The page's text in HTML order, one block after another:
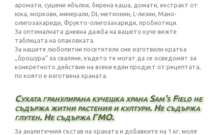
аромати, сушени ябълки, бирена каша, домати, екстракт от
юка, моркови, минерали, DL-метионин, L-лизин, Мано-
олигозахариди, Фрукто-олигозахариди, пробиотици.
За оптималната дневна дажба на вашето куче вижте
таблицата на опаковката.
За нашите любопитни посетители сме изготвили кратка
„брошура“ за сваляне, където те могат да се осведомят за
конкретното действие на всеки един продукт от рецептата,
по която е изготвена храната.
Сухата гранулирана кучешка храна Sam's Field не
съдържа житни растения и култури. Не съдържа
глутен. Не съдържа ГМО.
За аналитичния състав на храната и добавките на 1 кг. моля